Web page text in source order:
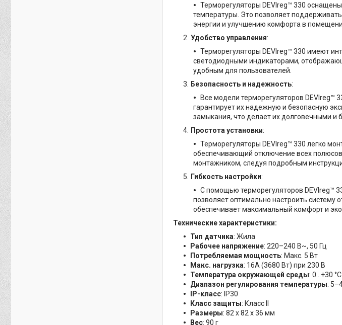
Терморегуляторы DEVIreg™ 330
температуры. Это позволяет
энергии и улучшению комфорта в
Удобство управления:
Терморегуляторы DEVIreg™ 330 имеют
светодиодными индикаторами,
удобным для пользователей.
Безопасность и надежность:
Все модели терморегуляторов DEVIreg™
гарантирует их надежную и безопасную
замыкания, что делает их долговечными и
Простота установки:
Терморегуляторы DEVIreg™ 330 легко
обеспечивающий отключение всех
монтажником, следуя подробным
Гибкость настройки:
С помощью терморегуляторов DEVIreg™
позволяет оптимально настроить систему
обеспечивает максимальный комфорт и
Технические характеристики:
Тип датчика: Жила
Рабочее напряжение: 220–240 В~, 50 Гц
Потребляемая мощность: Макс. 5 Вт
Макс. нагрузка: 16A (3680 Вт) при 230 В
Температура окружающей среды: 0...+30 °C
Диапазон регулирования температуры:
IP-класс: IP30
Класс защиты: Класс II
Размеры: 82 x 82 x 36 мм
Вес: 90 г